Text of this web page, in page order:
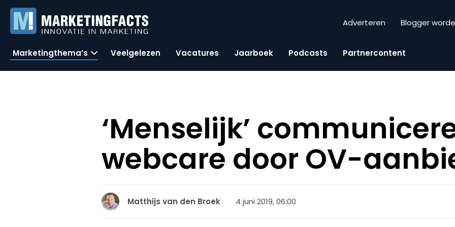
Adverteren Blogger
Marketingthema’s Veelgelezen Vacatures Jaarboek Podcasts Partnercontent
‘Menselijk’
webcare door OV-
Matthijs van den Broek 4 juni 2019, 06:00